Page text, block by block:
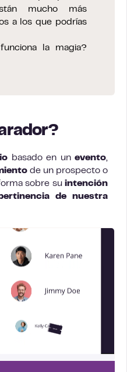
mucho más
a los que podrías
la magia?
basado en un evento,
de un prospecto o
sobre su intención
de nuestra